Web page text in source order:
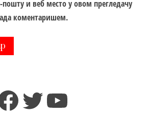
пошту и веб место у овом прегледачу
коментаришем.
TwitterYouTube